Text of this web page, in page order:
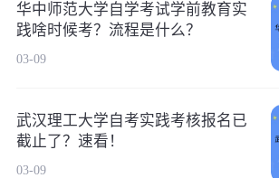
华中师范大学自学考试学前教育实
践啥时候考？流程是什么？
03-09
武汉理工大学自考实践考核报名已
截止了？速看！
03-09